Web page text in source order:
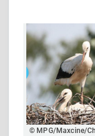
© MPG/Maxcine/